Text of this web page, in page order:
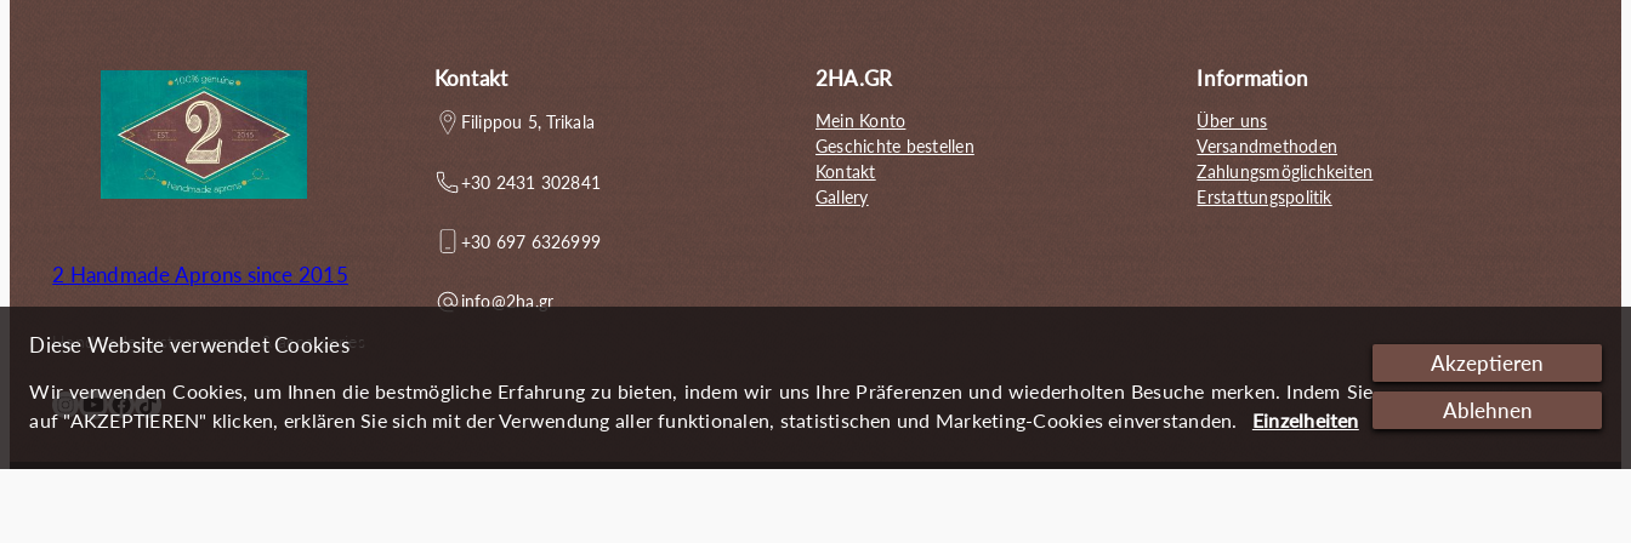
2 Handmade Aprons since 2015
Handmade custom aprons & accessories
InstagramYouTube Facebook TikTok
Kontakt
Filippou 5, Trikala
+30 2431 302841
+30 697 6326999
info@2ha.gr
2HA.GR
Mein Konto
Geschichte bestellen
Kontakt
Gallery
Information
Über uns
Versandmethoden
Zahlungsmöglichkeiten
Erstattungspolitik
Diese Website verwendet Cookies
Wir verwenden Cookies, um Ihnen die bestmögliche Erfahrung zu bieten, indem wir uns Ihre Präferenzen und wiederholten Besuche merken. Indem Sie
auf "AKZEPTIEREN" klicken, erklären Sie sich mit der Verwendung aller funktionalen, statistischen und Marketing-Cookies einverstanden.
Einzelheiten
Akzeptieren
Ablehnen